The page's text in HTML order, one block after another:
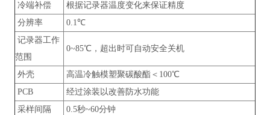
冷端补偿
根据记录器温度变化来保证精度
分辨率
0.1℃
记录器工作
范围
0~85℃，超出时可自动安全关机
外壳
高温冷触模塑聚碳酸酯＜100℃
PCB
经过涂装以改善防水功能
采样间隔
0.5秒~60分钟